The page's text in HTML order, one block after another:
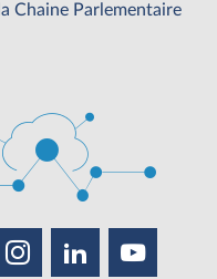
la Chaine Parlementaire